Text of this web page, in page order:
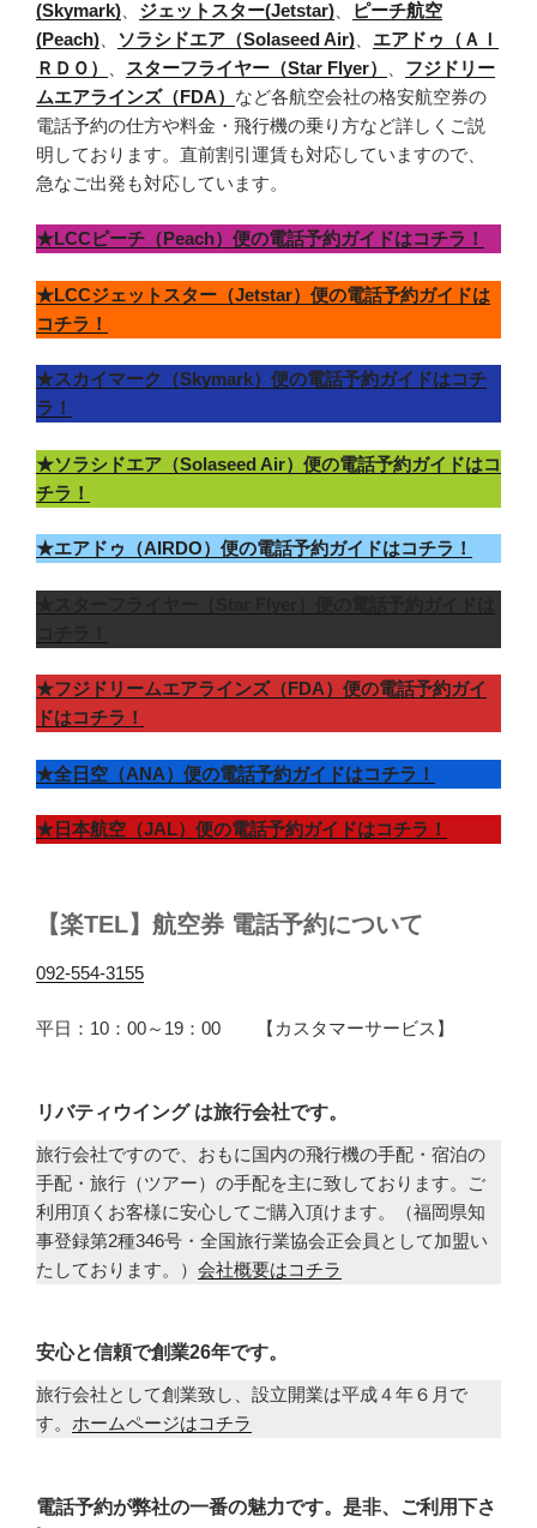
(Skymark)
ジェットスター(Jetstar)
ピーチ航空
(Peach)
ソラシドエア（Solaseed Air)
エアドゥ（ＡＩ
ＲＤＯ）
スターフライヤー（Star Flyer）
フジドリー
ムエアラインズ（FDA） など各航空会社の格安航空券の
電話予約の仕方や料金・飛行機の乗り方など詳しくご説
明しております。直前割引運賃も対応していますので、
急なご出発も対応しています。
★LCCピーチ（Peach）便の電話予約ガイドはコチラ！
★LCCジェットスター（Jetstar）便の電話予約ガイドは
コチラ！
★スカイマーク（Skymark）便の電話予約ガイドはコチ
ラ！
★ソラシドエア（Solaseed Air）便の電話予約ガイドはコ
チラ！
★エアドゥ（AIRDO）便の電話予約ガイドはコチラ！
★フジドリームエアラインズ（FDA）便の電話予約ガイ
ドはコチラ！
★全日空（ANA）便の電話予約ガイドはコチラ！
★日本航空（JAL）便の電話予約ガイドはコチラ！
【楽TEL】航空券 電話予約について
092-554-3155
平日：10：00～19：00 【カスタマーサービス】
リバティウイング は旅行会社です。
旅行会社ですので、おもに国内の飛行機の手配・宿泊の
手配・旅行（ツアー）の手配を主に致しております。ご
利用頂くお客様に安心してご購入頂けます。（福岡県知
事登録第2種346号・全国旅行業協会正会員として加盟い
たしております。） 会社概要はコチラ
安心と信頼で創業26年です。
旅行会社として創業致し、設立開業は平成４年６月で
す。 ホームページはコチラ
電話予約が弊社の一番の魅力です。是非、ご利用下さ